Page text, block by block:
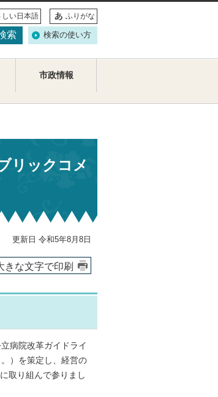
しい日本語 ふりがな
検索の使い方
市政情報
リックコメ
更新日 令和5年8月8日
きな文字で印刷
病院改革ガイドライ
）を策定し、経営の
取り組んで参りまし